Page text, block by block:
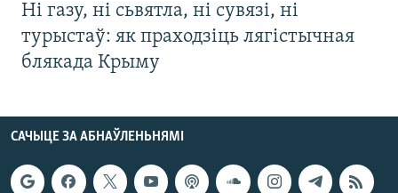
Ні газу, ні сьвятла, ні сувязі, ні
турыстаў: як праходзіць лягістычная
блякада Крыму
САЧЫЦЕ ЗА АБНАЎЛЕНЬНЯМІ